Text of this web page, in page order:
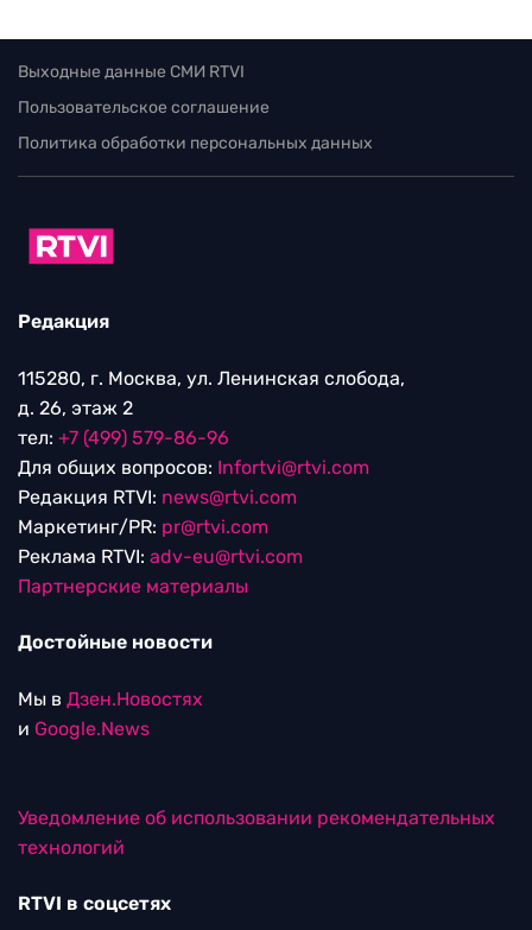
Выходные данные СМИ RTVI
Пользовательское соглашение
Политика обработки персональных данных
Редакция
115280, г. Москва, ул. Ленинская слобода,
д. 26, этаж 2
тел: +7 (499) 579-86-96
Для общих вопросов: Infortvi@rtvi.com
Редакция RTVI: news@rtvi.com
Маркетинг/PR: pr@rtvi.com
Реклама RTVI: adv-eu@rtvi.com
Партнерские материалы
Достойные новости
Мы в Дзен.Новостях
и Google.News
Уведомление об использовании рекомендательных
технологий
RTVI в соцсетях